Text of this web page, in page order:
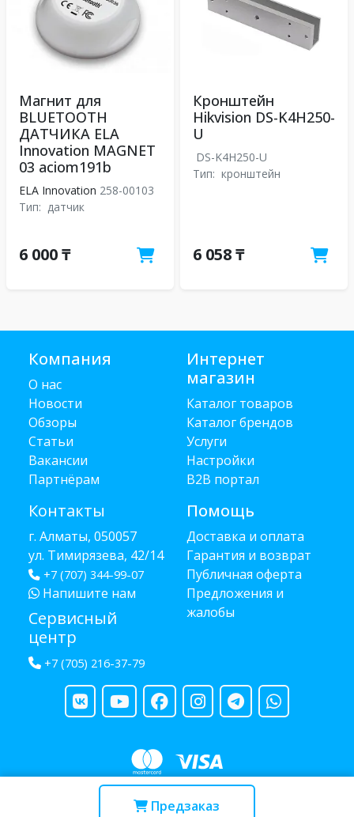
Предзаказ
Магнит для
BLUETOOTH
ДАТЧИКА ELA
Innovation MAGNET
03 aciom191b
ELA Innovation 258-00103
Тип: датчик
6 000 ₸
Кронштейн
Hikvision DS-K4H250-
U
DS-K4H250-U
Тип: кронштейн
6 058 ₸
Компания
О нас
Новости
Обзоры
Статьи
Вакансии
Партнёрам
Контакты
г. Алматы, 050057
ул. Тимирязева, 42/14
+7 (707) 344-99-07
Напишите нам
Сервисный
центр
+7 (705) 216-37-79
Интернет
магазин
Каталог товаров
Каталог брендов
Услуги
Настройки
B2B портал
Помощь
Доставка и оплата
Гарантия и возврат
Публичная оферта
Предложения и
жалобы
Copyright © 2013 - 2026 RUBA - разработано